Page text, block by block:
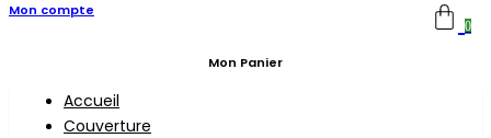
Mon compte
0
Mon Panier
Accueil
Couverture